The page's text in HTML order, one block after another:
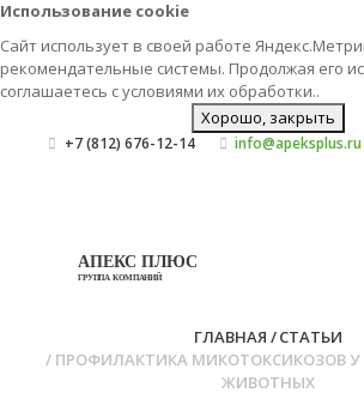
Использование cookie
Сайт использует в своей работе
рекомендательные системы. Продолжая его
соглашаетесь с условиями их обработки..
Хорошо, закрыть
+7 (812) 676-12-14 info@apeksplus.ru
АПЕКС ПЛЮС
ГРУППА КОМПАНИЙ
ГЛАВНАЯ
СТАТЬИ
ПРОФИЛАКТИКА МИКОТОКСИКОЗОВ
ЖИВОТНЫХ